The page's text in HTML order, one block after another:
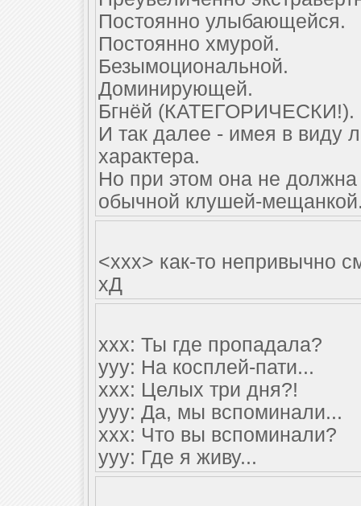
Постоянно улыбающейся.
Постоянно хмурой.
Безымоциональной.
Доминирующей.
Бгнёй (КАТЕГОРИЧЕСКИ!).
И так далее - имея в виду
характера.
Но при этом она не
обычной клушей-
<xxx> как-то непривычно
хД
xxx: Ты где пропадала?
yyy: На косплей-пати...
xxx: Целых три дня?!
yyy: Да, мы вспоминали...
xxx: Что вы вспоминали?
yyy: Где я живу...